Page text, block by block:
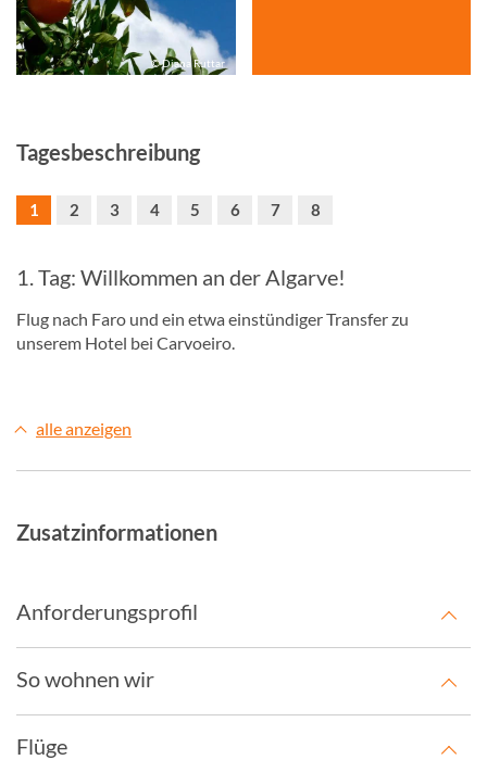
© Diana Ruttar
Tagesbeschreibung
1 2 3 4 5 6 7 8
1. Tag: Willkommen an der Algarve!
Flug nach Faro und ein etwa einstündiger Transfer zu
unserem Hotel bei Carvoeiro.
alle anzeigen
Zusatzinformationen
Anforderungsprofil
So wohnen wir
Flüge